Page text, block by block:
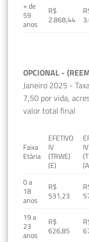
+ de
59
anos
R$
2.868,44
OPCIONAL -
Janeiro 2025 -
7,50 por vida,
valor total final
Faixa
Etária
EFETIVO
IV
(TRWE)
(E)
IV
0 a
18
anos
R$
531,23
19 a
23
anos
R$
626,85